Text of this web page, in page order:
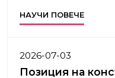
НАУЧИ ПОВЕЧЕ
2026-07-03
Позиция на